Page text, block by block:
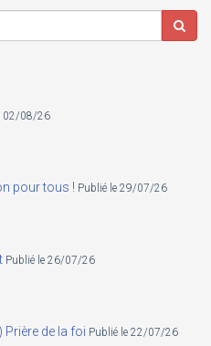
02/08/26
pour tous ! Publié le 29/07/26
Publié le 26/07/26
de la foi Publié le 22/07/26